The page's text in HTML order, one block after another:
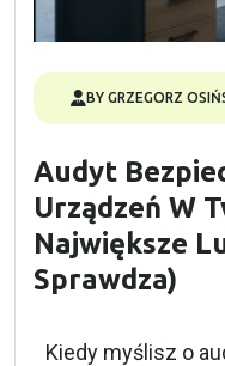
BY GRZEGORZ
Audyt
Urządzeń W
Największe
Sprawdza)
Kiedy myślisz o